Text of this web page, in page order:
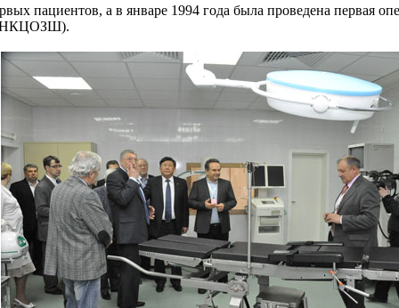
пациентов, а в январе 1994 года была проведена первая